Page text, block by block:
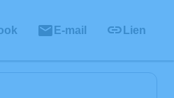
E-mail Lien